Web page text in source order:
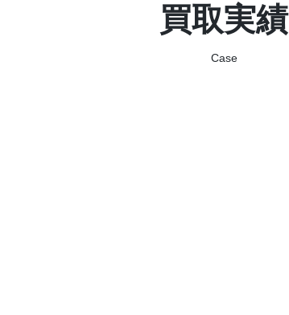
買取実績
Case